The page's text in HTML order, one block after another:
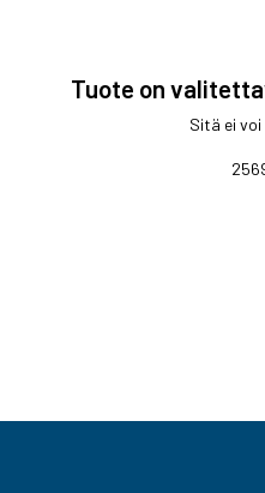
Tuote on
Sitä ei